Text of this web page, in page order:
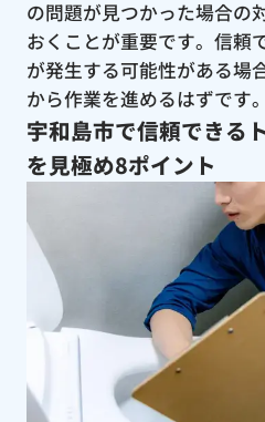
の問題が見つかった場合の
おくことが重要です。信頼
が発生する可能性がある場
から作業を進めるはずです。
宇和島市で信頼できる
を見極め8ポイント